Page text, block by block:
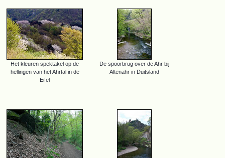
Het kleuren spektakel op de
hellingen van het Ahrtal in de
Eifel
De spoorbrug over de Ahr bij
Altenahr in Duitsland